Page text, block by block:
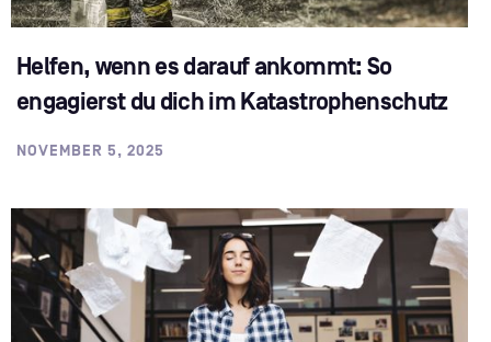
Helfen, wenn es darauf ankommt: So
engagierst du dich im Katastrophenschutz
NOVEMBER 5, 2025